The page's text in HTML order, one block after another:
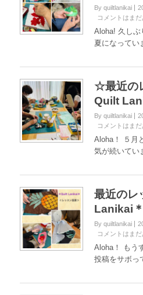
By quiltlanikai
コメントはまだ
Aloha! 久しぶ
夏になってい
☆最近の
Quilt
By quiltlanikai
コメントはまだ
Aloha！ ５月
気が続いてい
最近のレ
Lanikai＊
By quiltlanikai
コメントはまだ
Aloha！ もう
投稿をサボっ